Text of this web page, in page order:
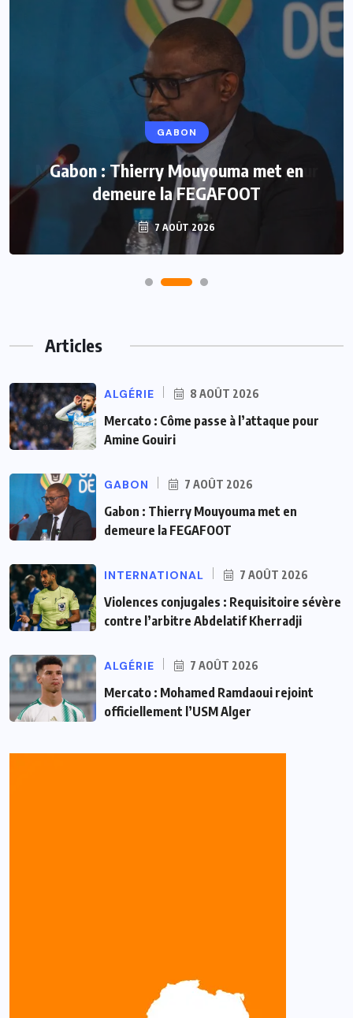
GABON
Gabon : Thierry Mouyouma met en
demeure la FEGAFOOT
7 AOÛT 2026
Articles
ALGÉRIE 8 AOÛT 2026
Mercato : Côme passe à l’attaque pour
Amine Gouiri
GABON 7 AOÛT 2026
Gabon : Thierry Mouyouma met en
demeure la FEGAFOOT
INTERNATIONAL 7 AOÛT 2026
Violences conjugales : Requisitoire sévère
contre l’arbitre Abdelatif Kherradji
ALGÉRIE 7 AOÛT 2026
Mercato : Mohamed Ramdaoui rejoint
officiellement l’USM Alger